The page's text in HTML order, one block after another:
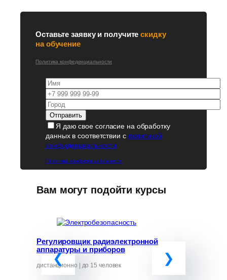
Оставьте заявку и получитескидку
на обучение
Политика конфеденциальности
Я даю свое согласие на обработку
данных в соответствии с политикой
конфиденциальности
Политика конфиденциальности
Вам могут подойти курсы
Регулировщик радиэлектронной
аппаратуры и приборов
дистанционно | до 15 человек